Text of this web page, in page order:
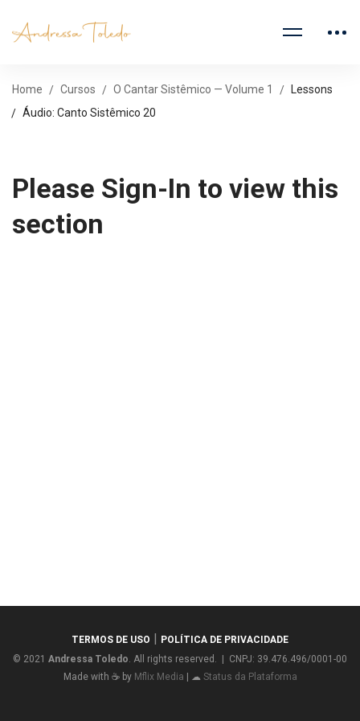
Home Cursos O Cantar Sistêmico — Volume 1
Lessons
Áudio: Canto Sistêmico 20
Please Sign-In to view this
section
TERMOS DE USO | POLÍTICA DE PRIVACIDADE
© 2021 Andressa Toledo. All rights reserved. | CNPJ: 39.476.496/0001-00
Made with ☕ by Mflix Media | ☁ Status da Plataforma